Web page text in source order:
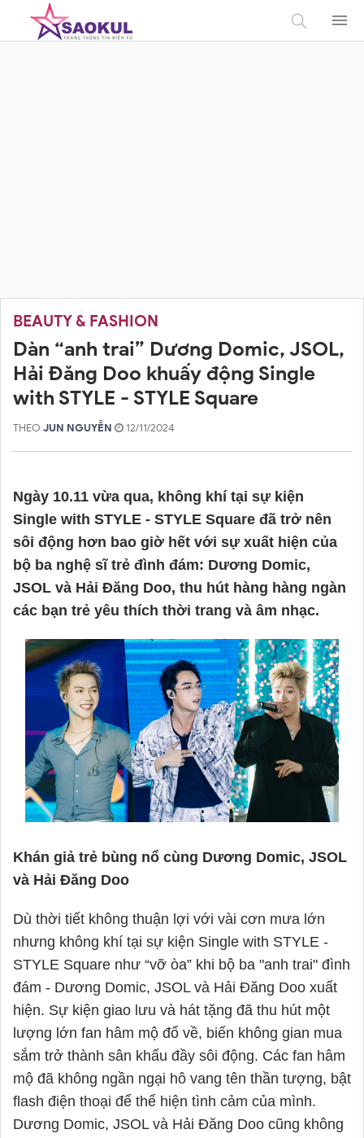
BEAUTY & FASHION
Dàn “anh trai” Dương Domic, JSOL,
Hải Đăng Doo khuấy động Single
with STYLE - STYLE Square
THEO JUN NGUYỄN 12/11/2024
Ngày 10.11 vừa qua, không khí tại sự kiện
Single with STYLE - STYLE Square đã trở nên
sôi động hơn bao giờ hết với sự xuất hiện của
bộ ba nghệ sĩ trẻ đình đám: Dương Domic,
JSOL và Hải Đăng Doo, thu hút hàng hàng ngàn
các bạn trẻ yêu thích thời trang và âm nhạc.
Khán giả trẻ bùng nổ cùng Dương Domic, JSOL
và Hải Đăng Doo
Dù thời tiết không thuận lợi với vài cơn mưa lớn
nhưng không khí tại sự kiện Single with STYLE -
STYLE Square như “vỡ òa” khi bộ ba "anh trai" đình
đám - Dương Domic, JSOL và Hải Đăng Doo xuất
hiện. Sự kiện giao lưu và hát tặng đã thu hút một
lượng lớn fan hâm mộ đổ về, biến không gian mua
sắm trở thành sân khấu đầy sôi động. Các fan hâm
mộ đã không ngần ngại hô vang tên thần tượng, bật
flash điện thoại để thể hiện tình cảm của mình.
Dương Domic, JSOL và Hải Đăng Doo cũng không